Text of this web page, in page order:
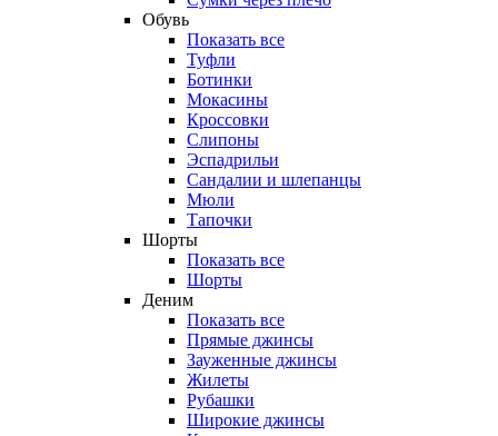
Обувь
Показать все
Туфли
Ботинки
Мокасины
Кроссовки
Слипоны
Эспадрильи
Сандалии и шлепанцы
Мюли
Тапочки
Шорты
Показать все
Шорты
Деним
Показать все
Прямые джинсы
Зауженные джинсы
Жилеты
Рубашки
Широкие джинсы